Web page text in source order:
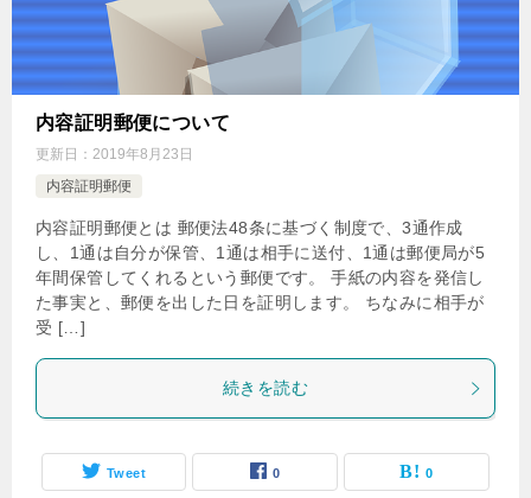
内容証明郵便について
更新日： 2019年8月23日
内容証明郵便
内容証明郵便とは 郵便法48条に基づく制度で、3通作成
し、1通は自分が保管、1通は相手に送付、1通は郵便局が5
年間保管してくれるという郵便です。 手紙の内容を発信し
た事実と、郵便を出した日を証明します。 ちなみに相手が
受 […]
続きを読む
Tweet 0 0